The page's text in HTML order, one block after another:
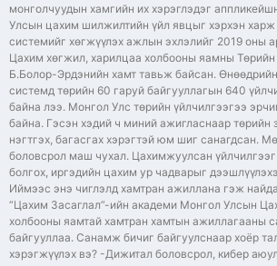
монголчуудын хамгийн их хэрэглэдэг
Улсын цахим шилжилтийн үйл явцыг хэрхэн
системийг хөгжүүлэх ажлын эхлэлийг 2019 оны
Цахим хөгжил, харилцаа холбооны яамны Төрийн
Б.Болор-Эрдэнийн хамт тавьж байсан.
системд төрийн 60 гаруй байгууллагын 640
байна лээ. Монгол Улс төрийн үйлчилгээгээ
байна. Гэсэн хэдий ч миний ажигласнаар төрийн
нэгтгэх, багасгах хэрэгтэй юм шиг санагдсан.
боловсрол маш чухал. Цахимжуулсан
болгох, иргэдийн цахим ур чадварыг
Иймээс энэ чиглэлд хамтран ажиллана гэж
“Цахим Засаглал”-ийн академи Монгол Улсын
холбооны яамтай хамтран хамтын ажиллагааны
байгууллаа. Санамж бичиг байгуулснаар хоёр
хэрэгжүүлэх вэ? -Дижитал боловсрол, кибер